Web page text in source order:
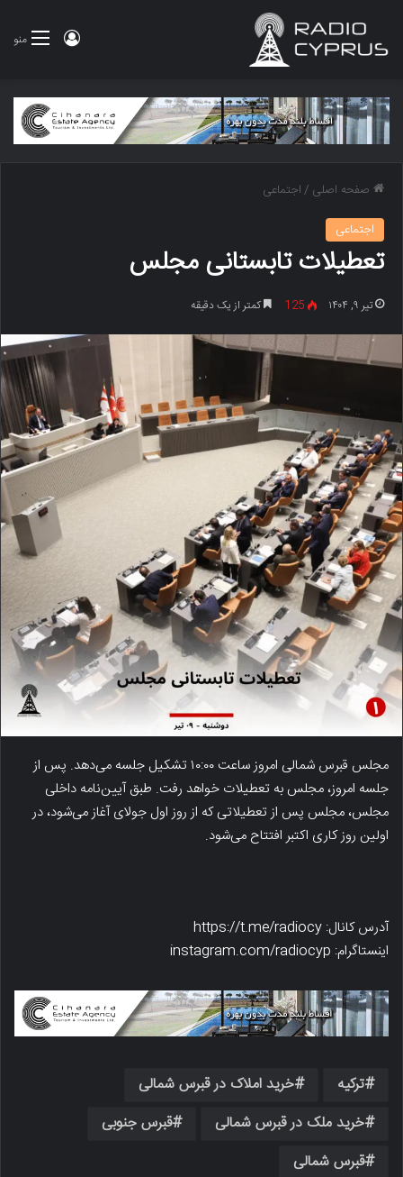
منو ورود
صفحه اصلی /اجتماعی
اجتماعی
تعطیلات تابستانی مجلس
تیر ۹, ۱۴۰۴ 125 کمتر از یک دقیقه
مجلس قبرس شمالی امروز ساعت ۱۰:۰۰ تشکیل جلسه می‌دهد. پس از
جلسه امروز، مجلس به تعطیلات خواهد رفت. طبق آیین‌نامه داخلی
مجلس، مجلس پس از تعطیلاتی که از روز اول جولای آغاز می‌شود، در
اولین روز کاری اکتبر افتتاح می‌شود.
آدرس کانال: https://t.me/radiocy
اینستاگرام: instagram.com/radiocyp
ترکیه
خرید املاک در قبرس شمالی
خرید ملک در قبرس شمالی
قبرس جنوبی
قبرس شمالی